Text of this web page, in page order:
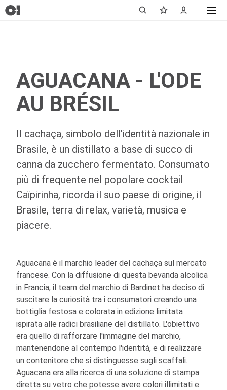
AGUACANA - L'ODE
AU BRÉSIL
Il cachaça, simbolo dell'identità nazionale in
Brasile, è un distillato a base di succo di
canna da zucchero fermentato. Consumato
più di frequente nel popolare cocktail
Caïpirinha, ricorda il suo paese di origine, il
Brasile, terra di relax, varietà, musica e
piacere.
Aguacana è il marchio leader del cachaça sul mercato
francese. Con la diffusione di questa bevanda alcolica
in Francia, il team del marchio di Bardinet ha deciso di
suscitare la curiosità tra i consumatori creando una
bottiglia festosa e colorata in edizione limitata
ispirata alle radici brasiliane del distillato. L'obiettivo
era quello di rafforzare l'immagine del marchio,
mantenendone al contempo l'identità, e di realizzare
un contenitore che si distinguesse sugli scaffali.
Aguacana era alla ricerca di una soluzione di stampa
diretta su vetro che potesse avere colori illimitati e